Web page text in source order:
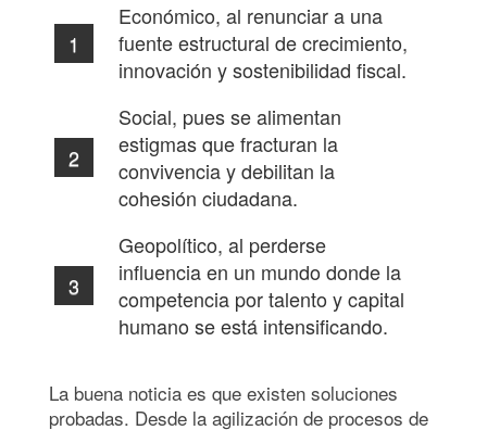
Económico, al renunciar a una
fuente estructural de crecimiento,
innovación y sostenibilidad fiscal.
Social, pues se alimentan
estigmas que fracturan la
convivencia y debilitan la
cohesión ciudadana.
Geopolítico, al perderse
influencia en un mundo donde la
competencia por talento y capital
humano se está intensificando.
La buena noticia es que existen soluciones
probadas. Desde la agilización de procesos de